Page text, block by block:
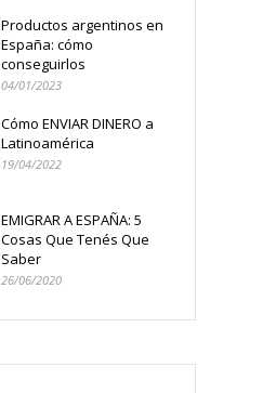
Productos argentinos en
España: cómo
conseguirlos
04/01/2023
Cómo ENVIAR DINERO a
Latinoamérica
19/04/2022
EMIGRAR A ESPAÑA: 5
Cosas Que Tenés Que
Saber
26/06/2020